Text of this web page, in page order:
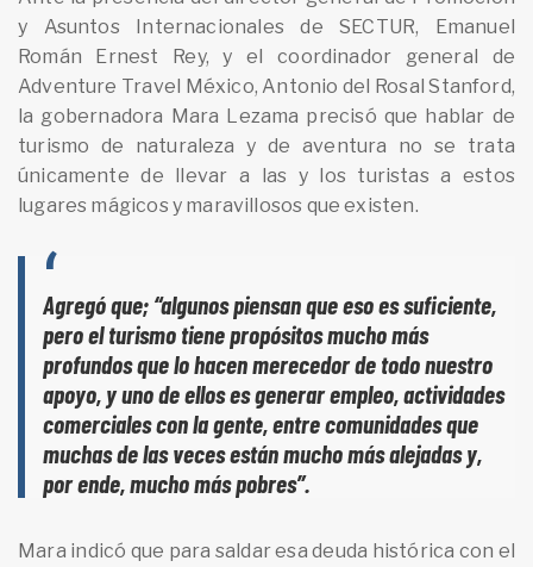
y Asuntos Internacionales de SECTUR, Emanuel
Román Ernest Rey, y el coordinador general de
Adventure Travel México, Antonio del Rosal Stanford,
la gobernadora Mara Lezama precisó que hablar de
turismo de naturaleza y de aventura no se trata
únicamente de llevar a las y los turistas a estos
lugares mágicos y maravillosos que existen.
Agregó que; “algunos piensan que eso es suficiente,
pero el turismo tiene propósitos mucho más
profundos que lo hacen merecedor de todo nuestro
apoyo, y uno de ellos es generar empleo, actividades
comerciales con la gente, entre comunidades que
muchas de las veces están mucho más alejadas y,
por ende, mucho más pobres”.
Mara indicó que para saldar esa deuda histórica con el